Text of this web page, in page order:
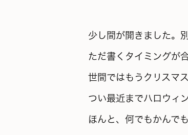
少し間が開きました。
ただ書くタイミングが
世間ではもうクリスマ
つい最近までハロウィ
ほんと、何でもかんで